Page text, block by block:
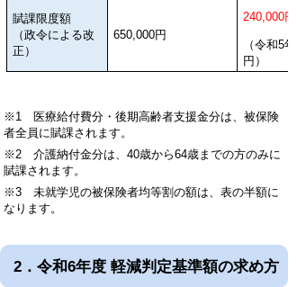
賦課限度額
（政令による改
正）
650,000円
240,000円
（令和5
円）
※1 医療給付費分・後期高齢者支援金分は、被保険
者全員に賦課されます。
※2 介護納付金分は、40歳から64歳までの方のみに
賦課されます。
※3 未就学児の被保険者均等割の額は、表の半額に
なります。
2．令和6年度 軽減判定基準額の求め方